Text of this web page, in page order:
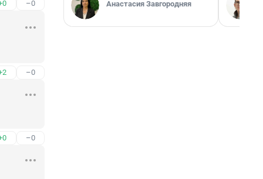
–0
–0
–0
Анастасия Завгородняя